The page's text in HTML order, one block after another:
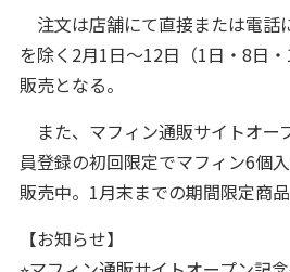
注文は店舗にて直接または電話
を除く2月1日〜12日（1日・8日
販売となる。
また、マフィン通販サイトオー
員登録の初回限定でマフィン6個
販売中。1月末までの期間限定商品
【お知らせ】